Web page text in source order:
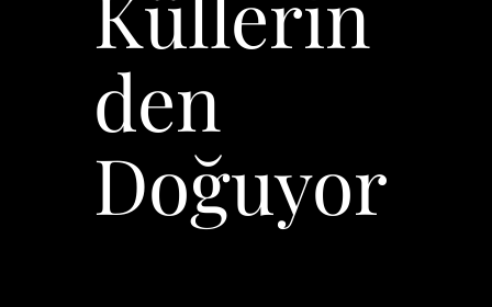
den
Doğuyor